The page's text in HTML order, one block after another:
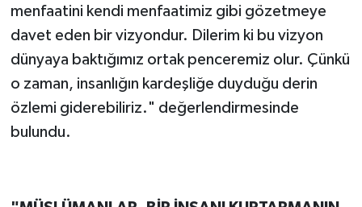
menfaatini kendi menfaatimiz gibi gözetmeye
davet eden bir vizyondur. Dilerim ki bu vizyon
dünyaya baktığımız ortak penceremiz olur. Çünkü
o zaman, insanlığın kardeşliğe duyduğu derin
özlemi giderebiliriz." değerlendirmesinde
bulundu.